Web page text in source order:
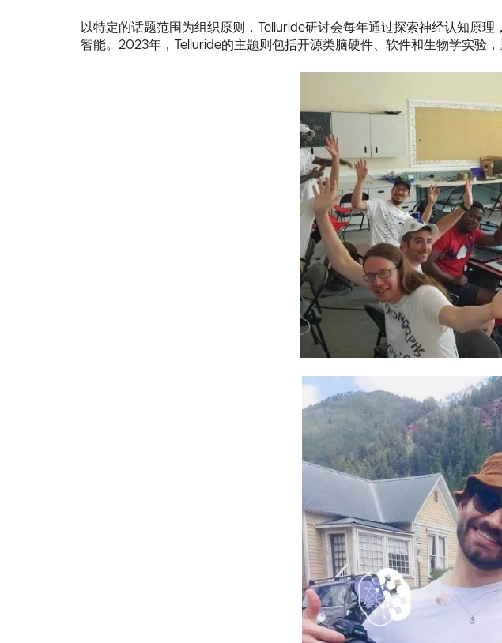
以特定的话题范围为组织原则，Telluride研讨会每年通过探索神经认知原
智能。2023年，Telluride的主题则包括开源类脑硬件、软件和生物学实验